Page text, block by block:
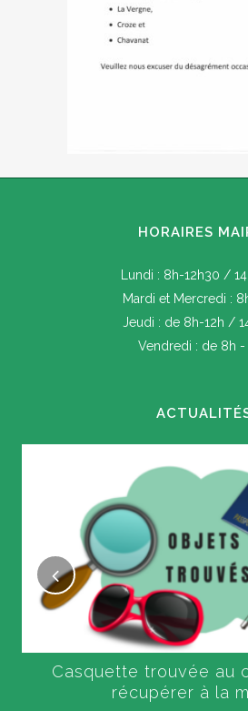
HORAIRES
Lundi : 8h-12h30 /
Mardi et Mercredi :
Jeudi : de 8h-12h /
Vendredi : de 8h -
Casquette trouvée au
récupérer à la